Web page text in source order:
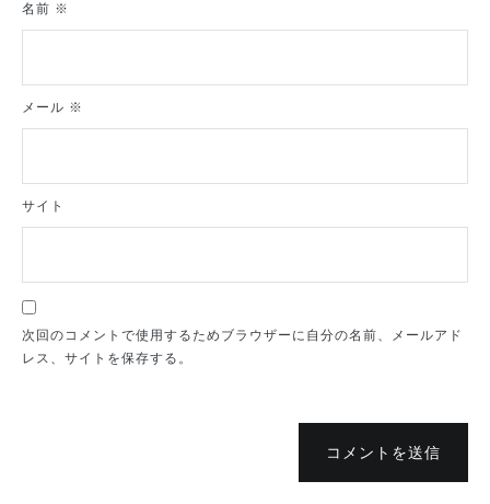
名前 ※
メール ※
サイト
次回のコメントで使用するためブラウザーに自分の名前、メールアド
レス、サイトを保存する。
コメントを送信